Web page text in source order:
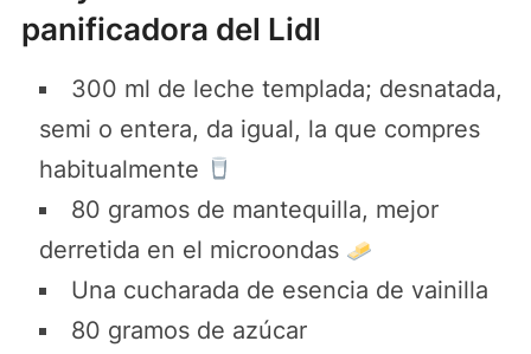
panificadora del Lidl
300 ml de leche templada; desnatada,
semi o entera, da igual, la que compres
habitualmente
80 gramos de mantequilla, mejor
derretida en el microondas
Una cucharada de esencia de vainilla
80 gramos de azúcar